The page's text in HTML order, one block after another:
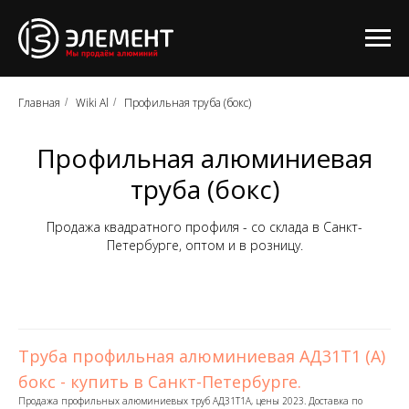
Главная / Wiki Al / Профильная труба (бокс)
Профильная алюминиевая
труба (бокс)
Продажа квадратного профиля - со склада в Санкт-
Петербурге, оптом и в розницу.
Труба профильная алюминиевая АД31Т1 (А)
бокс - купить в Санкт-Петербурге.
Продажа профильных алюминиевых труб АД31Т1А, цены 2023. Доставка по